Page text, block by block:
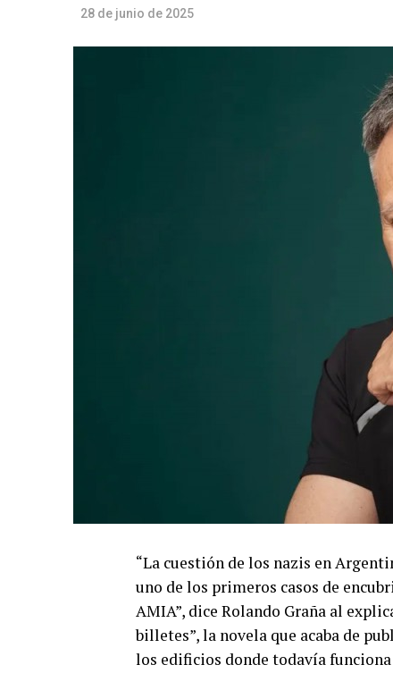
28 de junio de 2025
“La cuestión de los nazis en
uno de los primeros casos de
AMIA”, dice Rolando Graña al
billetes”, la novela que acaba de
los edificios donde todavía